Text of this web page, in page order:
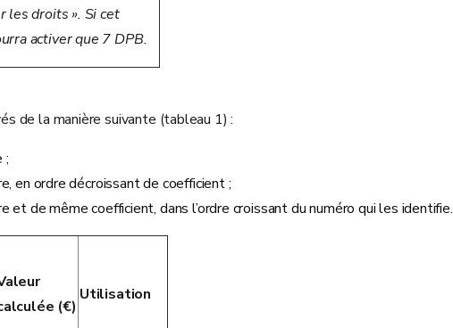
les droits ». Si cet
activer que 7 DPB.
de la manière suivante (tableau 1) :
;
en ordre décroissant de coefficient ;
de même coefficient, dans l’ordre croissant du numéro qui les identifie.
(€)
Utilisation